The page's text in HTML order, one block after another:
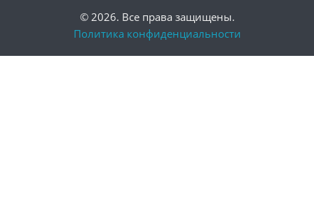
© 2026. Все права защищены.
Политика конфиденциальности